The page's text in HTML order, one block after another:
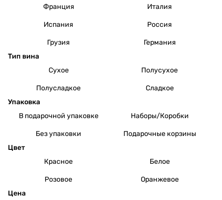
Франция
Италия
Испания Россия
Грузия
Германия
Тип вина
Сухое
Полусухое
Полусладкое
Сладкое
Упаковка
В подарочной упаковке
Наборы/Коробки
Без упаковки
Подарочные корзины
Цвет
Красное
Белое
Розовое
Оранжевое
Цена